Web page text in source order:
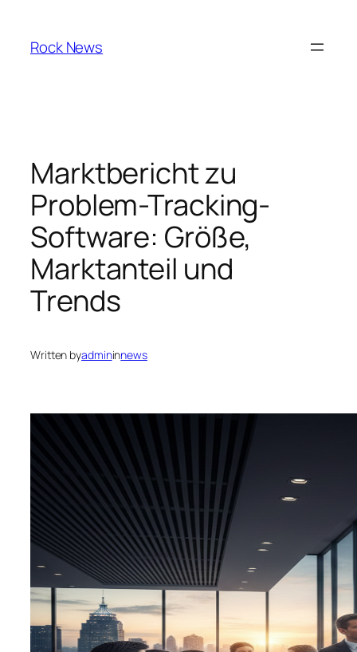
content
Rock News
Marktbericht zu
Problem-Tracking-
Software: Größe,
Marktanteil und
Trends
Written byadmininnews